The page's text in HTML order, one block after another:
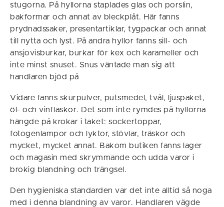
stugorna. På hyllorna staplades glas och porslin,
bakformar och annat av bleckplåt. Här fanns
prydnadssaker, presentartiklar, tygpackar och annat
till nytta och lyst. På andra hyllor fanns sill- och
ansjovisburkar, burkar för kex och karameller och
inte minst snuset. Snus väntade man sig att
handlaren bjöd på
Vidare fanns skurpulver, putsmedel, tvål, ljuspaket,
öl- och vinflaskor. Det som inte rymdes på hyllorna
hängde på krokar i taket: sockertoppar,
fotogenlampor och lyktor, stövlar, träskor och
mycket, mycket annat. Bakom butiken fanns lager
och magasin med skrymmande och udda varor i
brokig blandning och trängsel.
Den hygieniska standarden var det inte alltid så noga
med i denna blandning av varor. Handlaren vägde